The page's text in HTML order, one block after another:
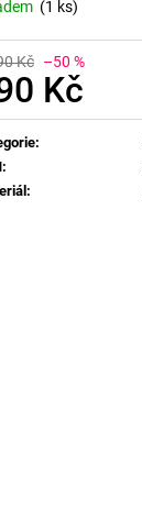
(1 ks)
Kč –50 %
Kč
:
:
: